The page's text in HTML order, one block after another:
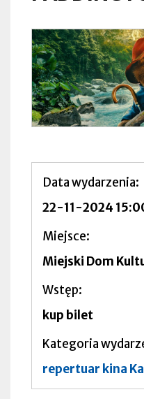
Data wydarzenia
22-11-2024
Miejsce
Miejski Dom
Wstęp
kup bilet
Kategoria
repertuar kina